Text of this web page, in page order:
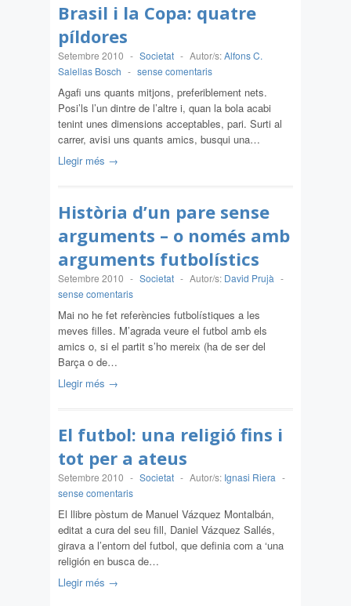
Brasil i la Copa: quatre
píldores
Setembre 2010 - Societat - Autor/s:Alfons C.
Salellas Bosch - sense comentaris
Agafi uns quants mitjons, preferiblement nets.
Posi’ls l’un dintre de l’altre i, quan la bola acabi
tenint unes dimensions acceptables, pari. Surti al
carrer, avisi uns quants amics, busqui una…
Llegir més →
Història d’un pare sense
arguments – o només amb
arguments futbolístics
Setembre 2010 - Societat - Autor/s: David Prujà -
sense comentaris
Mai no he fet referències futbolístiques a les
meves filles. M’agrada veure el futbol amb els
amics o, si el partit s’ho mereix (ha de ser del
Barça o de…
Llegir més →
El futbol: una religió fins i
tot per a ateus
Setembre 2010 - Societat - Autor/s: Ignasi Riera -
sense comentaris
El llibre pòstum de Manuel Vázquez Montalbán,
editat a cura del seu fill, Daniel Vázquez Sallés,
girava a l’entorn del futbol, que definia com a ‘una
religión en busca de…
Llegir més →